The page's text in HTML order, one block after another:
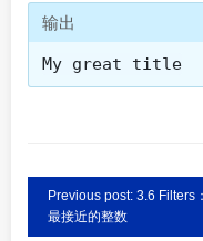
输出
My great title
Previous post: 3.6 Filters
最接近的整数